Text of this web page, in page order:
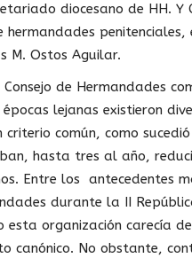
diocesano de HH.
hermandades
M. Ostos Aguilar.
de Hermandades
lejanas existieron
común, como
hasta tres al año,
Entre los antecedentes
durante la II
esta organización carecía
canónico. No obstante,